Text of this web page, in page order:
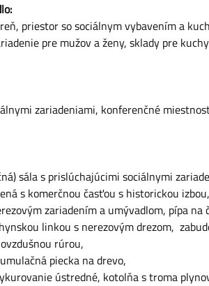
priestor so sociálnym vybavením a
pre mužov a ženy, sklady pre
zariadeniami, konferenčné
sála s prislúchajúcimi sociálnymi
s komerčnou časťou s historickou izbou,
zariadením a umývadlom, pípa na
linkou s nerezovým drezom,
rúrou,
piecka na drevo,
ústredné, kotolňa s troma